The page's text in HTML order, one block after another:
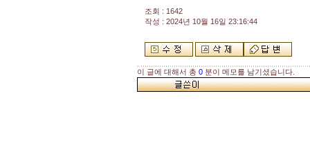
조회 : 1642
작성 : 2024년 10월 16일 23:16:44
이 글에 대해서 총 0 분이 메모를 남기셨습니다.